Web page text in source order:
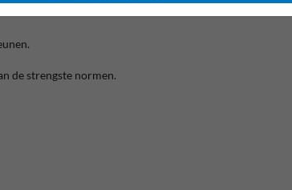
de strengste normen.